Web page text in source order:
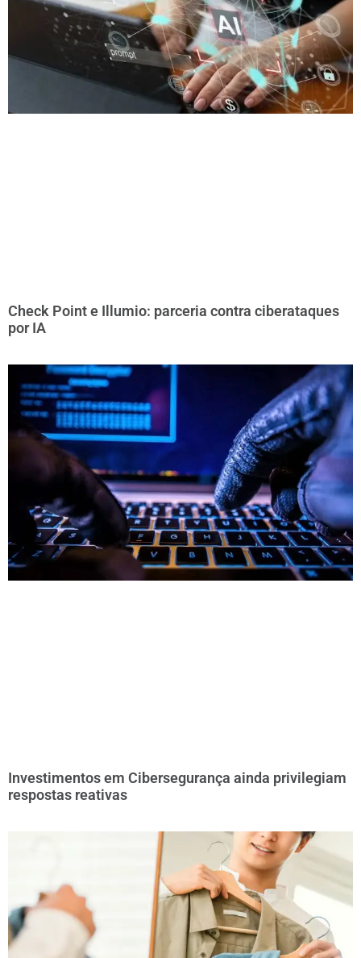
Check Point e Illumio: parceria contra ciberataques
por IA
Investimentos em Cibersegurança ainda privilegiam
respostas reativas